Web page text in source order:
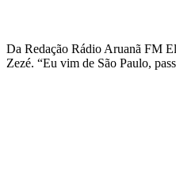
Da Redação Rádio Aruanã FM
Zezé. “Eu vim de São Paulo,